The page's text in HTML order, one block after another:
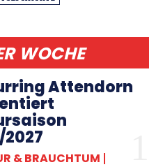
WOCHE
Attendorn
& BRAUCHTUM